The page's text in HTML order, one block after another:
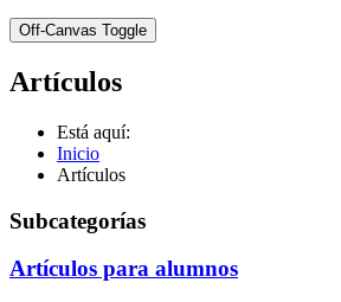
Off-Canvas Toggle
Artículos
Está aquí:
Inicio
Artículos
Subcategorías
Artículos para alumnos